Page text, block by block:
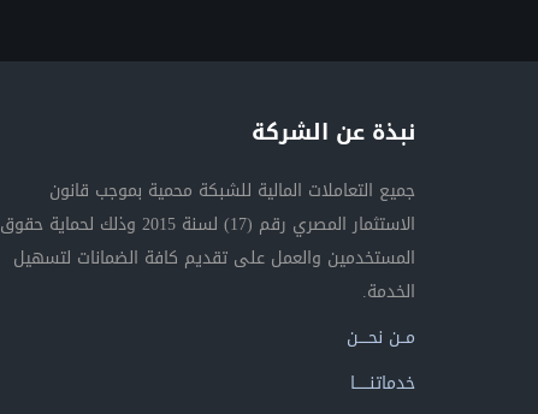
نبذة عن الشركة
جميع التعاملات المالية للشبكة محمية بموجب قانون
الاستثمار المصري رقم (17) لسنة 2015 وذلك لحماية حقوق
المستخدمين والعمل على تقديم كافة الضمانات لتسهيل
الخدمة.
مــن نحــــن
خدماتنــــــا